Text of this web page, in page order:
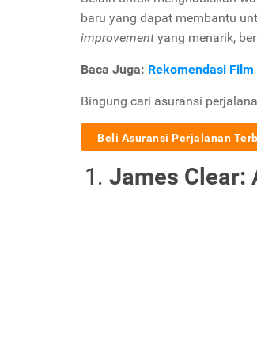
baru yang dapat membantu
improvement yang menarik,
Baca Juga: Rekomendasi
Bingung cari asuransi
Beli Asuransi Perjalanan
James Clear: